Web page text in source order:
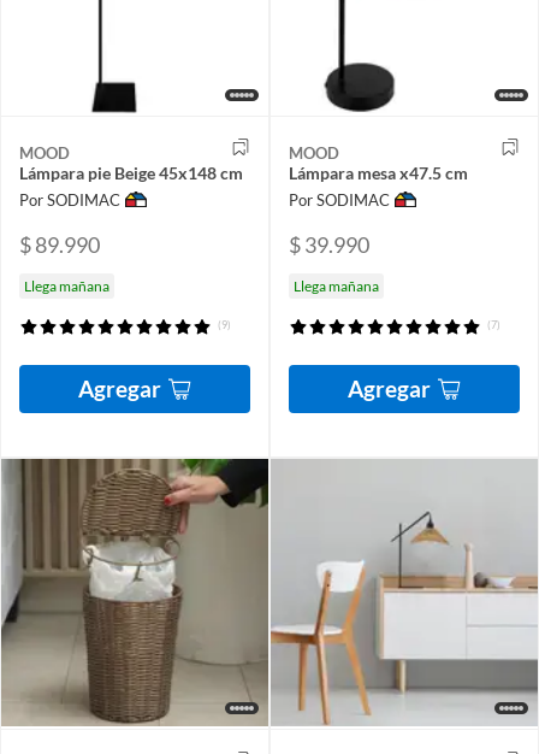
MOOD
Lámpara pie Beige 45x148 cm
Por SODIMAC
$ 89.990
Llega mañana
(9)
Agregar
MOOD
Lámpara mesa x47.5 cm
Por SODIMAC
$ 39.990
Llega mañana
(7)
Agregar